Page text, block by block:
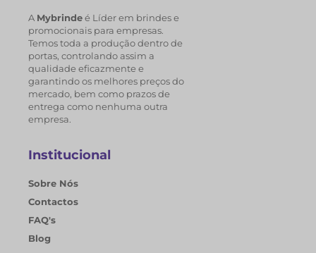
A Mybrindeé Líder em brindes e
promocionais para empresas.
Temos toda a produção dentro de
portas, controlando assim a
qualidade eficazmente e
garantindo os melhores preços do
mercado, bem como prazos de
entrega como nenhuma outra
empresa.
Institucional
Sobre Nós
Contactos
FAQ's
Blog